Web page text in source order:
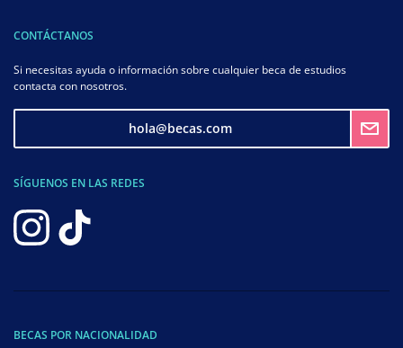
CONTÁCTANOS
Si necesitas ayuda o información sobre cualquier beca de estudios
contacta con nosotros.
hola@becas.com
SÍGUENOS EN LAS REDES
BECAS POR NACIONALIDAD